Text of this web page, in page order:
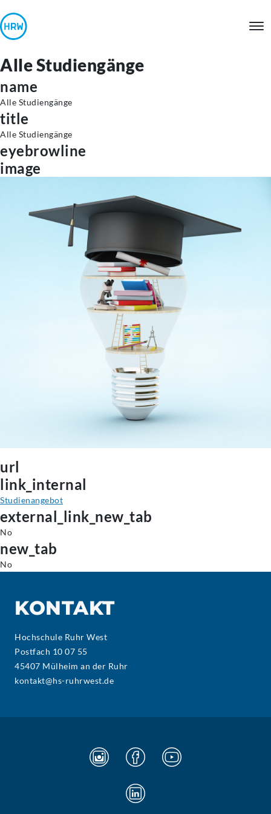
Alle Studiengänge
name
Alle Studiengänge
title
Alle Studiengänge
eyebrowline
image
url
link_internal
Studienangebot
external_link_new_tab
No
new_tab
No
KONTAKT
Hochschule Ruhr West
Postfach 10 07 55
45407 Mülheim an der Ruhr
kontakt@hs-ruhrwest.de